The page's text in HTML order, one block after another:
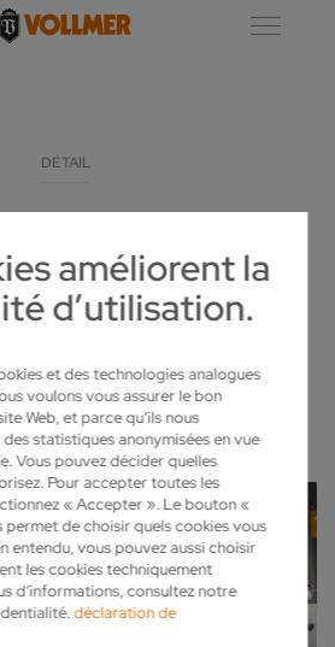
améliorent la
d’utilisation.
et des technologies analogues
voulons vous assurer le bon
Web, et parce qu’ils nous
statistiques anonymisées en vue
Vous pouvez décider quelles
Pour accepter toutes les
« Accepter ». Le bouton «
permet de choisir quels cookies vous
entendu, vous pouvez aussi choisir
les cookies techniquement
d’informations, consultez notre
déclaration de
DÉTAIL
D’AFFÛTAGE
PRODUCTION D’OUTILS